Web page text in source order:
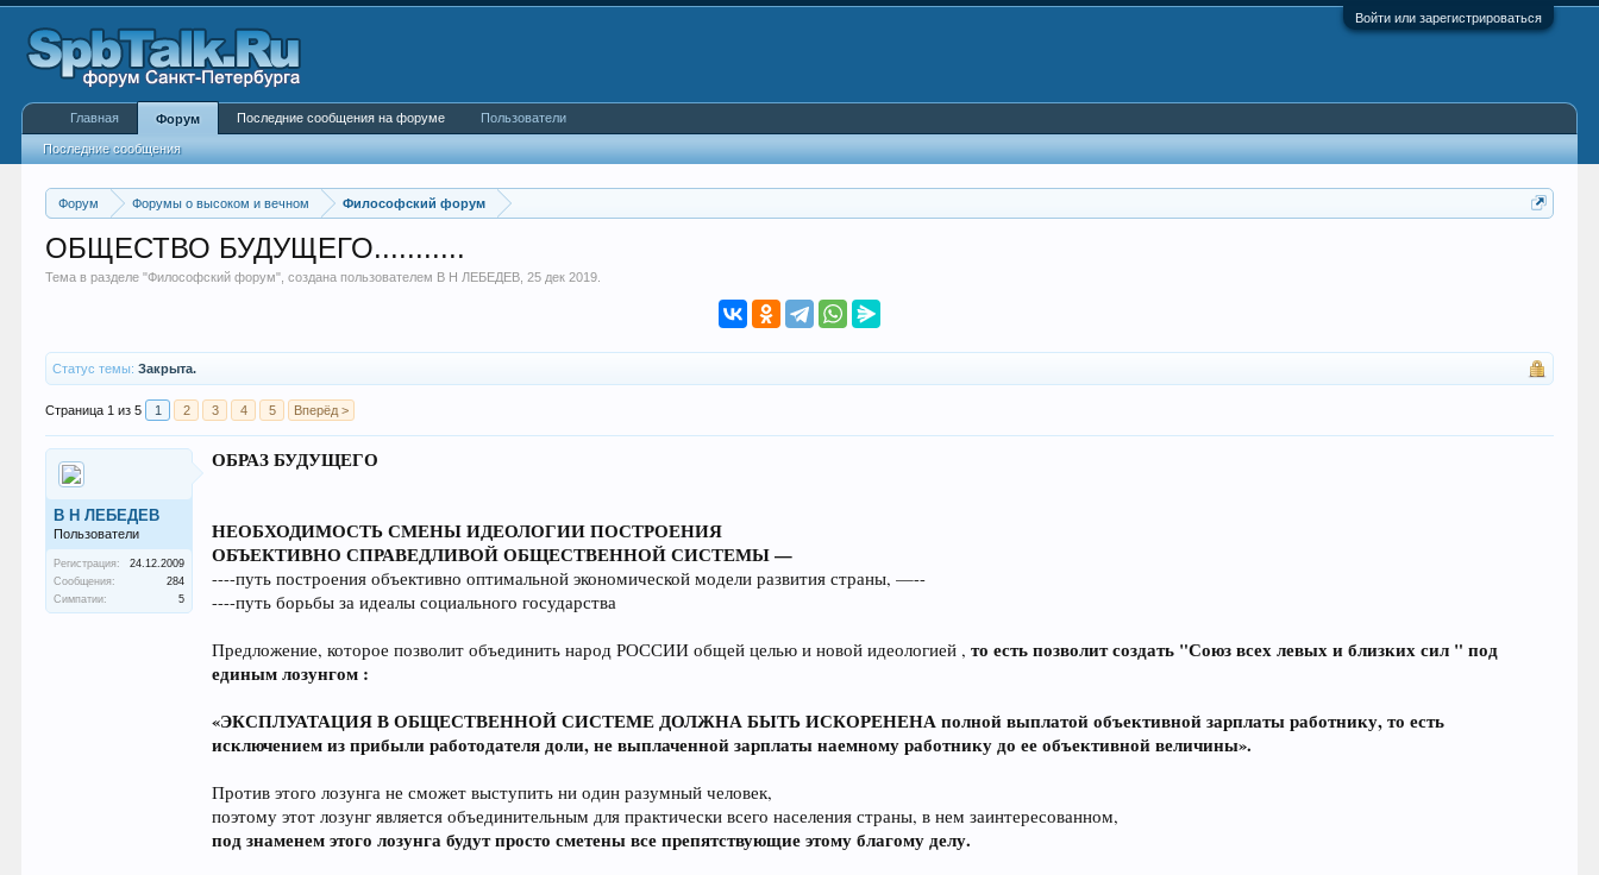
Войти или зарегистрироваться
Форум Форумы о высоком и вечном Философский форум
ОБЩЕСТВО БУДУЩЕГО...........
Тема в разделе "Философский форум", создана пользователем В Н ЛЕБЕДЕВ ,25 дек 2019
Статус темы: Закрыта.
Страница 1 из 5 1 2 3 4 5 Вперёд >
В Н ЛЕБЕДЕВ
Пользователи
Регистрация:
24.12.2009
Сообщения:
284
Симпатии:
5
ОБРАЗ БУДУЩЕГО
НЕОБХОДИМОСТЬ СМЕНЫ ИДЕОЛОГИИ ПОСТРОЕНИЯ
ОБЪЕКТИВНО СПРАВЕДЛИВОЙ ОБЩЕСТВЕННОЙ СИСТЕМЫ —
----путь построения объективно оптимальной экономической модели развития страны, —--
----путь борьбы за идеалы социального государства
Предложение, которое позволит объединить народ РОССИИ общей целью и новой идеологией ,то есть позволит создать "Союз всех левых и близких сил " под
единым лозунгом :
«ЭКСПЛУАТАЦИЯ В ОБЩЕСТВЕННОЙ СИСТЕМЕ ДОЛЖНА БЫТЬ ИСКОРЕНЕНА полной выплатой объективной зарплаты работнику, то есть
исключением из прибыли работодателя доли, не выплаченной зарплаты наемному работнику до ее объективной величины».
Против этого лозунга не сможет выступить ни один разумный человек,
поэтому этот лозунг является объединительным для практически всего населения страны, в нем заинтересованном,
под знаменем этого лозунга будут просто сметены все препятствующие этому благому делу.
Главная Форум
Последние сообщения
Последние сообщения на форуме Пользователи